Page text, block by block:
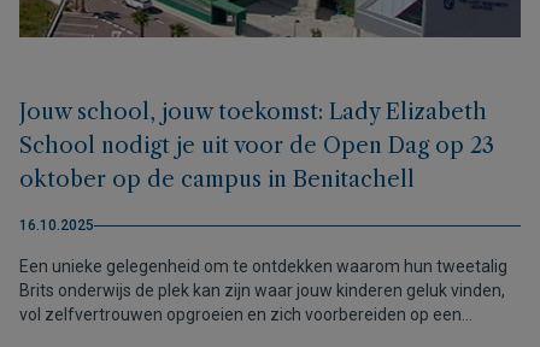
Jouw school, jouw toekomst: Lady Elizabeth
School nodigt je uit voor de Open Dag op 23
oktober op de campus in Benitachell
16.10.2025
Een unieke gelegenheid om te ontdekken waarom hun tweetalig
Brits onderwijs de plek kan zijn waar jouw kinderen geluk vinden,
vol zelfvertrouwen opgroeien en zich voorbereiden op een